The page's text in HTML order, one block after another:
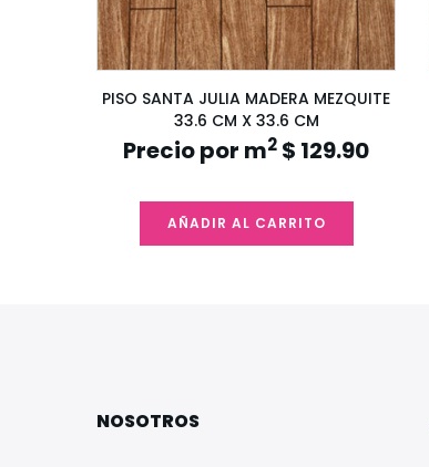
PISO SANTA JULIA MADERA MEZQUITE
33.6 CM X 33.6 CM
Precio por m2 $ 129.90
AÑADIR AL CARRITO
NOSOTROS